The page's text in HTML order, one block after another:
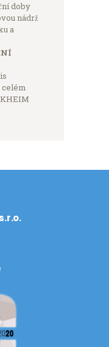
doby
nádrž
a
celém